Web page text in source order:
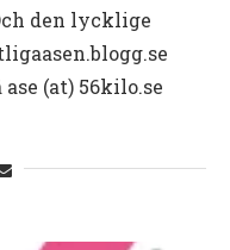
den lycklige
(at) 56kilo.se